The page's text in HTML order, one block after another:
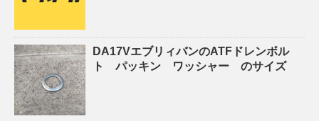
DA17VエブリィバンのATFドレンボル
ト パッキン ワッシャー のサイズ